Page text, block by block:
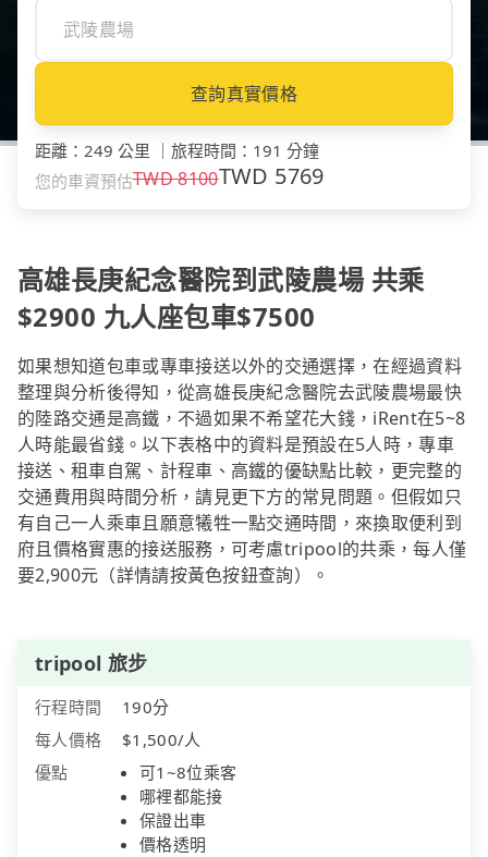
查詢真實價格
距離 ： 249 公里 ｜ 旅程時間 ： 191 分鐘
您的車資預估TWD8100TWD 5769
高雄長庚紀念醫院到武陵農場 共乘
$2900 九人座包車$7500
如果想知道包車或專車接送以外的交通選擇，在經過資料
整理與分析後得知，從高雄長庚紀念醫院去武陵農場最快
的陸路交通是高鐵，不過如果不希望花大錢，iRent在5~8
人時能最省錢。以下表格中的資料是預設在5人時，專車
接送、租車自駕、計程車、高鐵的優缺點比較，更完整的
交通費用與時間分析，請見更下方的常見問題。但假如只
有自己一人乘車且願意犧牲一點交通時間，來換取便利到
府且價格實惠的接送服務，可考慮tripool的共乘，每人僅
要2,900元（詳情請按黃色按鈕查詢）。
tripool 旅步
行程時間
190分
每人價格
$1,500/人
優點
可1~8位乘客
哪裡都能接
保證出車
價格透明